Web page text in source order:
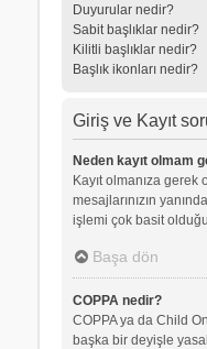
Duyurular nedir?
Sabit başlıklar nedir?
Kilitli başlıklar nedir?
Başlık ikonları nedir?
Giriş ve Kayıt
Neden kayıt olmam
Kayıt olmanıza
mesajlarınızın
işlemi çok basit
Başa dön
COPPA nedir?
COPPA ya da Child
başka bir deyişle